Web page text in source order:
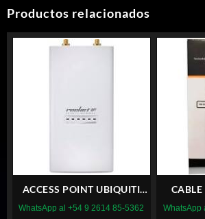
Productos relacionados
ACCESS POINT UBIQUITI
ROCKET M5
WhatsApp al +54 9 2614 85-5362
CABLE
WhatsApp